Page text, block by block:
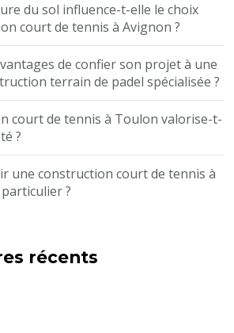
du sol influence-t-elle le choix
court de tennis à Avignon ?
de confier son projet à une
terrain de padel spécialisée ?
court de tennis à Toulon valorise-t-
?
une construction court de tennis à
?
récents